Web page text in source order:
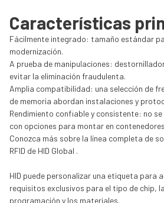
Características
Fácilmente integrado: tamaño estándar
modernización.
A prueba de manipulaciones:
evitar la eliminación fraudulenta.
Amplia compatibilidad: una selección de
de memoria abordan instalaciones y
Rendimiento confiable y consistente: no
con opciones para montar en
Conozca más sobre la línea completa de
RFID de HID Global .
HID puede personalizar una etiqueta para
requisitos exclusivos para el tipo de chip,
programación y los materiales.